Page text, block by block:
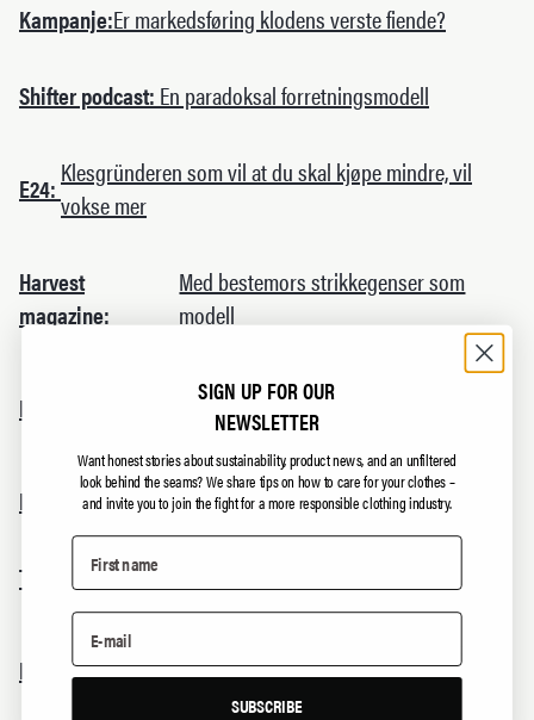
Kampanje:Er markedsføring klodens verste fiende?
Shifter podcast: En paradoksal forretningsmodell
E24: Klesgründeren som vil at du skal kjøpe mindre, vil
vokse mer
Harvest
magazine:
Med bestemors strikkegenser som
modell
DN:
Klesprodusenten Northern Playground krever
D2: Denne jakken er ment å vare i 100 år
Tekstilforum:Northern Playground årets miljøbedrift 2021
DN:
Tøyprodusent fikk dårlig klimasamvittighet – ber Siv
Jensen om mer skatt
SIGN UP FOR OUR
NEWSLETTER
Want honest stories about sustainability, product news, and an unfiltered
look behind the seams?We share tips on how to care for your clothes –
and invite you to join the fight for a more responsible clothing industry.
SUBSCRIBE